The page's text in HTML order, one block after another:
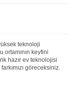
teknoloji
keyfini
hazır ev teknolojisi
göreceksiniz.